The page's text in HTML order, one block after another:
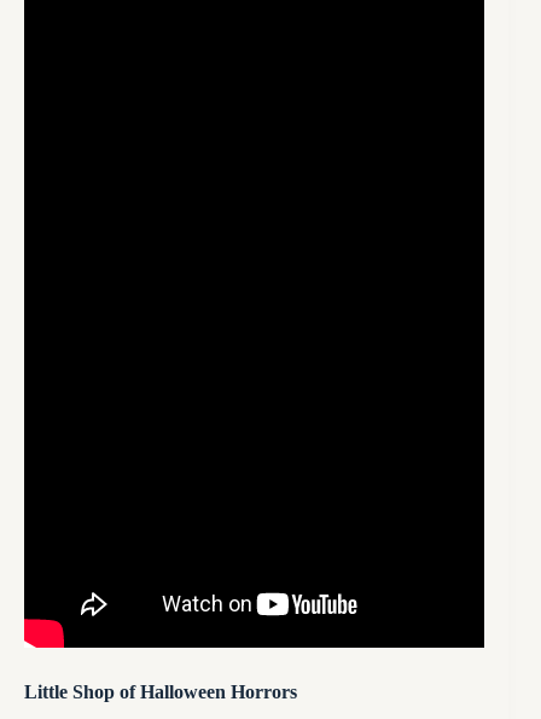
Little Shop of Halloween Horrors